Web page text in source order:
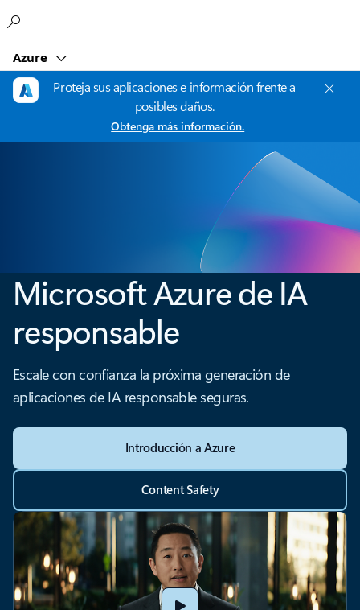
Azure
Proteja sus aplicaciones e información frente a
posibles daños.
Obtenga más información.
Microsoft Azure de IA
responsable
Escale con confianza la próxima generación de
aplicaciones de IA responsable seguras.
Introducción a Azure
Content Safety